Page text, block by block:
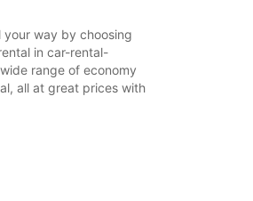
უქმე
your way by choosing
in car-rental-
range of economy
all at great prices with